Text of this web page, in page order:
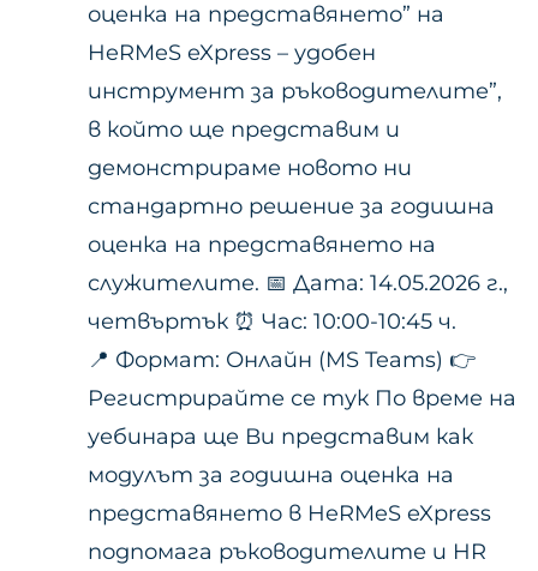
оценка на представянето” на
HeRMeS eXpress – удобен
инструмент за ръководителите”,
в който ще представим и
демонстрираме новото ни
стандартно решение за годишна
оценка на представянето на
служителите. 📅 Дата: 14.05.2026 г.,
четвъртък ⏰ Час: 10:00-10:45 ч.
📍 Формат: Онлайн (MS Teams) 👉
Регистрирайте се тук По време на
уебинара ще Ви представим как
модулът за годишна оценка на
представянето в HeRMeS eXpress
подпомага ръководителите и HR